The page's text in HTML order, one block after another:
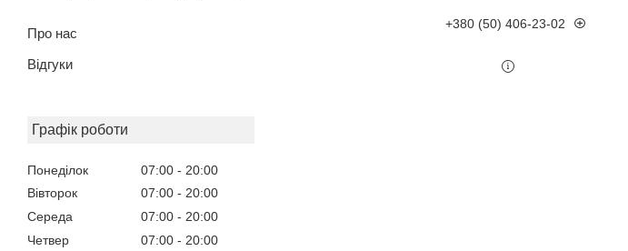
Про нас
Відгуки
Графік роботи
Понеділок 07:00
20:00
Вівторок
07:00
20:00
Середа
07:00
20:00
Четвер
07:00
20:00
+380 (50) 406-23-02